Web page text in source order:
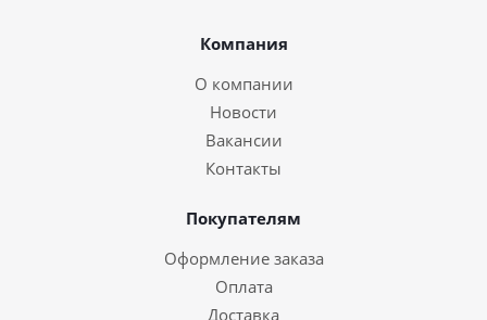
Компания
О компании
Новости
Вакансии
Контакты
Покупателям
Оформление заказа
Оплата
Доставка